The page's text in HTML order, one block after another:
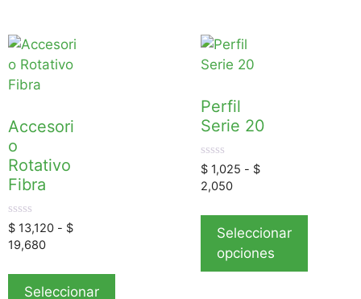
Accesori
o
Rotativo
Fibra
0
d
e
$ 13,120 - $
19,680
Seleccionar
Perfil
Serie 20
0
d
e
$ 1,025 - $
2,050
Seleccionar
opciones